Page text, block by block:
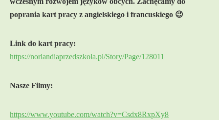
poprania kart pracy z angielskiego i francuskiego 😉
Link do kart pracy:
https://norlandiaprzedszkola.pl/Story/Page/128011
Nasze Filmy:
https://www.youtube.com/watch?v=Csdx8RxpXy8